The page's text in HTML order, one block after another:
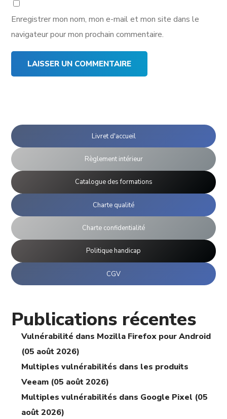
Enregistrer mon nom, mon e-mail et mon site dans le
navigateur pour mon prochain commentaire.
Livret d'accueil
Règlement intérieur
Catalogue des formations
Charte qualité
Charte confidentialité
Politique handicap
CGV
Publications récentes
Vulnérabilité dans Mozilla Firefox pour Android
(05 août 2026)
Multiples vulnérabilités dans les produits
Veeam (05 août 2026)
Multiples vulnérabilités dans Google Pixel (05
août 2026)